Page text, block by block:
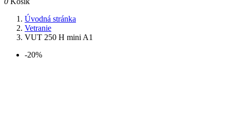
Úvodná stránka
Vetranie
VUT 250 H mini A1
-20%